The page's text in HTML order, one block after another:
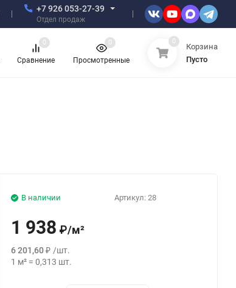
+7 926 053-27-39
Отдел продаж
Сравнение
0
Просмотренные
0 0
Корзина
Пусто
Артикул: 28
В наличии
1 938 ₽/м²
6 201,60₽ /шт.
1 м² =0,313 шт.